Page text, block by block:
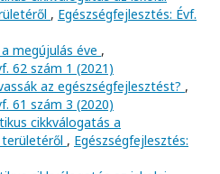
, Egészségfejlesztés: Évf.
megújulás éve ,
62 szám 1 (2021)
az egészségfejlesztést? ,
61 szám 3 (2020)
cikkválogatás a
, Egészségfejlesztés: